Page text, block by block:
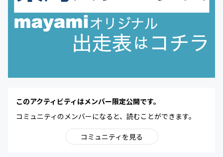
このアクティビティはメンバー限定公開です。
コミュニティのメンバーになると、読むことができます。
コミュニティを見る